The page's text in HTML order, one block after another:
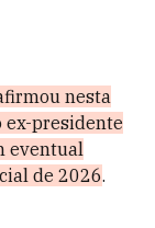
nesta
ex-presidente
eventual
de 2026.